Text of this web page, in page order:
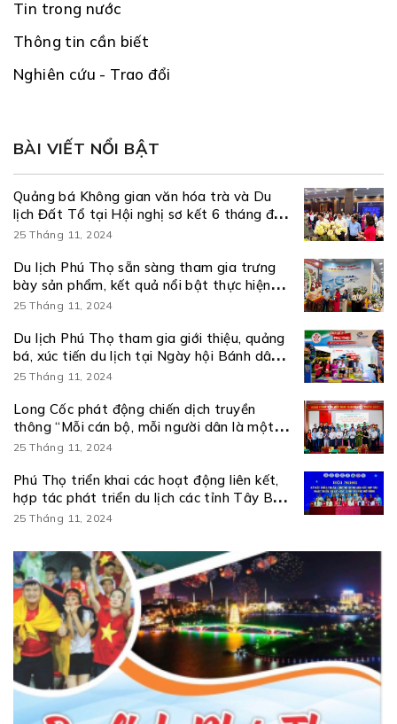
Tin trong nước
Thông tin cần biết
Nghiên cứu - Trao đổi
BÀI VIẾT NỔI BẬT
Quảng bá Không gian văn hóa trà và Du
lịch Đất Tổ tại Hội nghị sơ kết 6 tháng đầu
năm và triển khai nhiệm vụ 6 tháng cuối
NQ/TW
25 Tháng 11, 2024
Du lịch Phú Thọ sẵn sàng tham gia trưng
bày sản phẩm, kết quả nổi bật thực hiện
Nghị quyết số 57-NQ/TW
25 Tháng 11, 2024
Du lịch Phú Thọ tham gia giới thiệu, quảng
bá, xúc tiến du lịch tại Ngày hội Bánh dân
gian Nam Bộ – An Giang
25 Tháng 11, 2024
Long Cốc phát động chiến dịch truyền
thông “Mỗi cán bộ, mỗi người dân là một
đại sứ du lịch” và ra mắt kênh truyền thông
25 Tháng 11, 2024
Phú Thọ triển khai các hoạt động liên kết,
hợp tác phát triển du lịch các tỉnh Tây Bắc
mở rộng năm 2026
25 Tháng 11, 2024